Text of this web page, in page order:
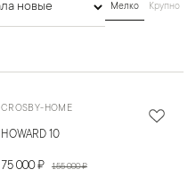
Мелко Крупно
CROSBY-HOME
HOWARD 10
75 000 ₽ 155 000 ₽